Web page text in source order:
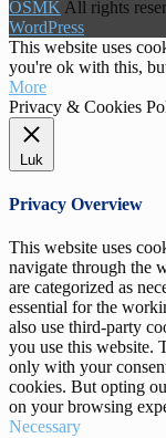
OSMK All rights
WordPress
This website uses
you're ok with this,
More
Privacy & Cookies
Luk
Privacy Overview
This website uses
navigate through the
are categorized as
essential for the
also use third-party
you use this website.
only with your
cookies. But opting
on your browsing
Necessary